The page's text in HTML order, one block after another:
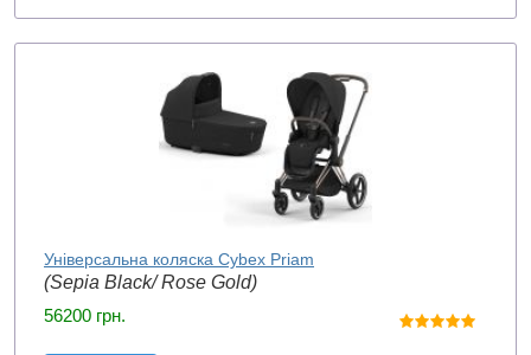
Універсальна коляска Cybex Priam
(Sepia Black/ Rose Gold)
56200 грн.